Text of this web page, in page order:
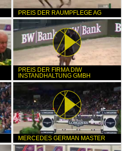
PREIS DER RAUMPFLEGE AG
PREIS DER FIRMA DIW
INSTANDHALTUNG GMBH
MERCEDES GERMAN MASTER